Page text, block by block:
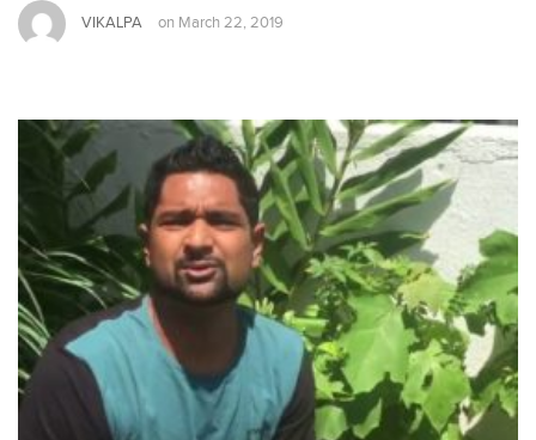
VIKALPA on March 22, 2019